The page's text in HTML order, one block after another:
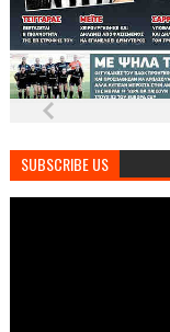
SUBSCRIBE US